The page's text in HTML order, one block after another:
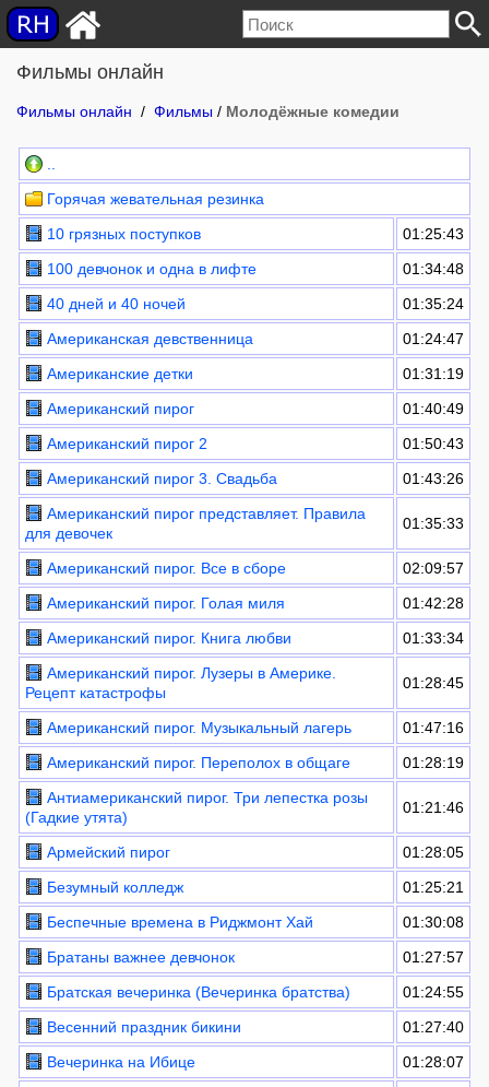
Фильмы онлайн
Фильмы онлайн / Фильмы / Молодёжные комедии
Горячая жевательная резинка
10 грязных поступков
01:25:43
100 девчонок и одна в лифте
01:34:48
40 дней и 40 ночей
01:35:24
Американская девственница
01:24:47
Американские детки
01:31:19
Американский пирог
01:40:49
Американский пирог 2
01:50:43
Американский пирог 3. Свадьба
01:43:26
Американский пирог представляет. Правила
для девочек
01:35:33
Американский пирог. Все в сборе
02:09:57
Американский пирог. Голая миля
01:42:28
Американский пирог. Книга любви
01:33:34
Американский пирог. Лузеры в Америке.
Рецепт катастрофы
01:28:45
Американский пирог. Музыкальный лагерь
01:47:16
Американский пирог. Переполох в общаге
01:28:19
Антиамериканский пирог. Три лепестка розы
(Гадкие утята)
01:21:46
Армейский пирог
01:28:05
Безумный колледж
01:25:21
Беспечные времена в Риджмонт Хай
01:30:08
Братаны важнее девчонок
01:27:57
Братская вечеринка (Вечеринка братства)
01:24:55
Весенний праздник бикини
01:27:40
Вечеринка на Ибице
01:28:07